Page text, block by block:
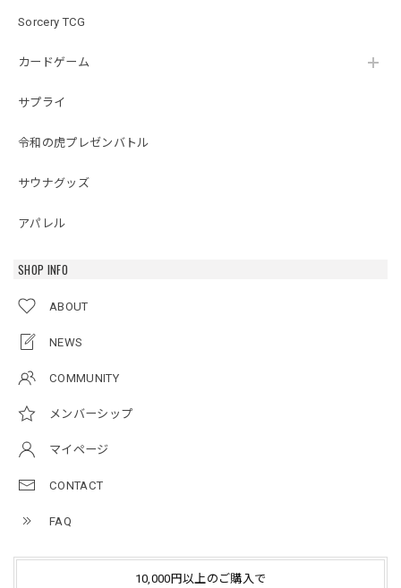
Sorcery TCG
カードゲーム
サプライ
令和の虎プレゼンバトル
サウナグッズ
アパレル
SHOP INFO
ABOUT
NEWS
COMMUNITY
メンバーシップ
マイページ
CONTACT
FAQ
10,000円以上のご購入で